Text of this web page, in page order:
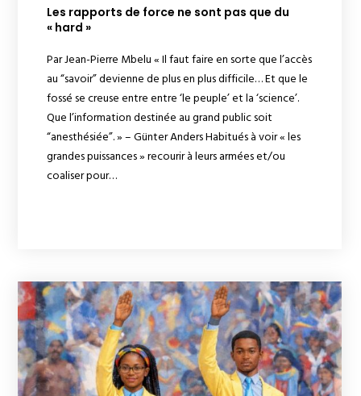
Les rapports de force ne sont pas que du
« hard »
Par Jean-Pierre Mbelu « Il faut faire en sorte que l’accès
au “savoir” devienne de plus en plus difficile… Et que le
fossé se creuse entre entre ‘le peuple’ et la ‘science’.
Que l’information destinée au grand public soit
“anesthésiée”. » – Günter Anders Habitués à voir « les
grandes puissances » recourir à leurs armées et/ou
coaliser pour…